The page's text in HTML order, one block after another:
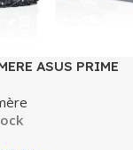
ASUS PRIME